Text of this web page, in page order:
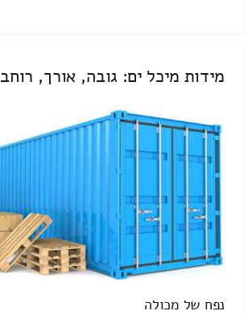
מידות מיכל ים: גובה, אורך, רוחב
נפח של מכולה